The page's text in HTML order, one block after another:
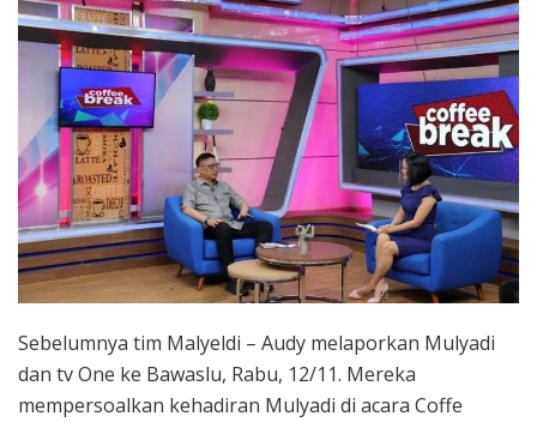
Sebelumnya tim Malyeldi – Audy melaporkan Mulyadi
dan tv One ke Bawaslu, Rabu, 12/11. Mereka
mempersoalkan kehadiran Mulyadi di acara Coffe